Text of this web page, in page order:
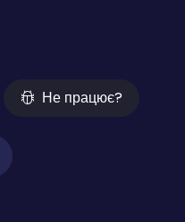
Не працює?